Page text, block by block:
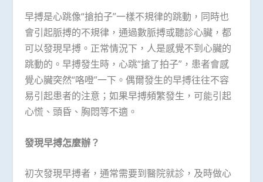
早搏是心跳像“搶拍子”一樣不規律的跳動，同時也
會引起脈搏的不規律，通過數脈搏或聽診心臟，都
可以發現早搏。正常情況下，人是感覺不到心臟的
跳動的。早搏發生時，心跳“搶了拍子”，患者會感
覺心臟突然“咯噔”一下。偶爾發生的早搏往往不容
易引起患者的注意；如果早搏頻繁發生，可能引起
心慌、頭昏、胸悶等不適。
發現早搏怎麼辦？
初次發現早搏者，通常需要到醫院就診，及時做心